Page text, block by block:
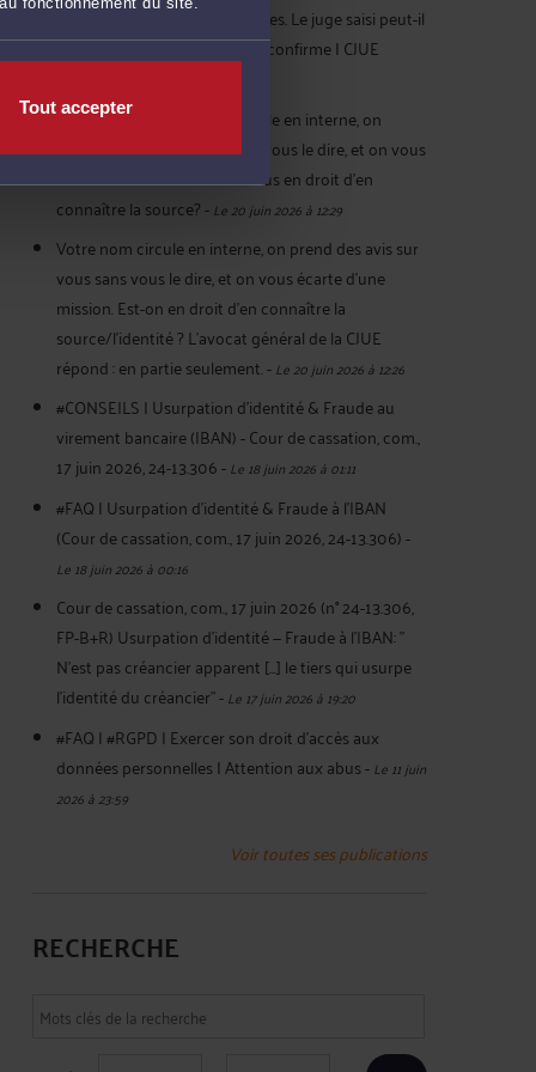
Tout accepter
eBay pour recueillir des preuves. Le juge saisi peut-il
les juger recevables? La CJUE confirme | CJUE
#CONSEILS | Votre nom circule en interne, on
prend des avis sur vous sans vous le dire, et on vous
écarte d’une mission. Etes-vous en droit d’en
connaître la source?-Le 20 juin 2026 à 12:29
Votre nom circule en interne, on prend des avis sur
vous sans vous le dire, et on vous écarte d’une
mission. Est-on en droit d’en connaître la
source/l’identité ? L’avocat général de la CJUE
répond : en partie seulement.-Le 20 juin 2026 à 12:26
#CONSEILS | Usurpation d'identité & Fraude au
virement bancaire (IBAN) - Cour de cassation, com.,
17 juin 2026, 24-13.306-Le 18 juin 2026 à 01:11
#FAQ | Usurpation d'identité & Fraude à l'IBAN
(Cour de cassation, com., 17 juin 2026, 24-13.306)-
Le 18 juin 2026 à 00:16
Cour de cassation, com., 17 juin 2026 (n° 24-13.306,
FP-B+R) Usurpation d’identité — Fraude à l'IBAN: "
N’est pas créancier apparent [...] le tiers qui usurpe
l’identité du créancier"-Le 17 juin 2026 à 19:20
#FAQ | #RGPD | Exercer son droit d'accès aux
données personnelles | Attention aux abus-Le 11 juin
2026 à 23:59
Voir toutes ses publications
RECHERCHE